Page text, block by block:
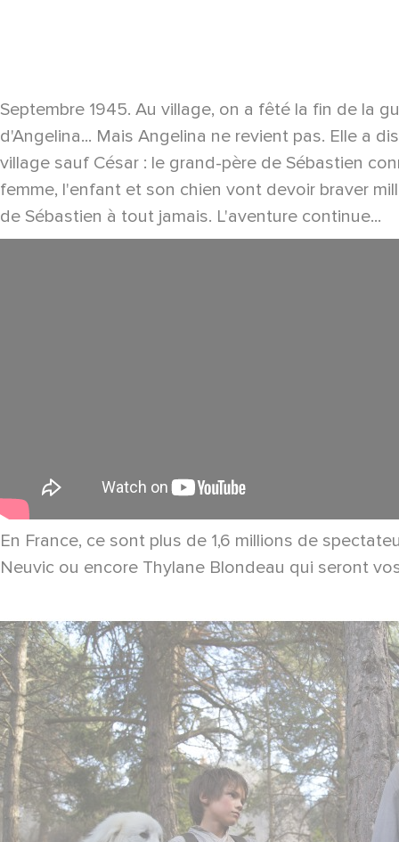
Septembre 1945. Au village, on a fêté la fin de la
d'Angelina... Mais Angelina ne revient pas. Elle a
village sauf César : le grand-père de Sébastien
femme, l'enfant et son chien vont devoir braver
de Sébastien à tout jamais. L'aventure continue...
En France, ce sont plus de 1,6 millions de
Neuvic ou encore Thylane Blondeau qui seront